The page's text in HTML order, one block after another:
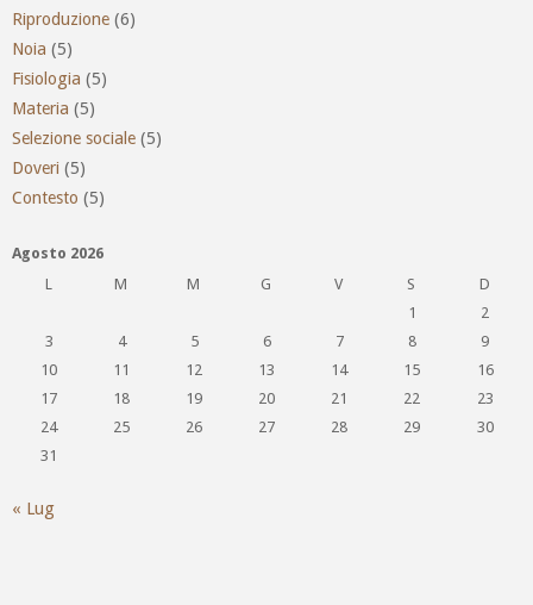
Riproduzione (6)
Noia (5)
Fisiologia (5)
Materia (5)
Selezione sociale (5)
Doveri (5)
Contesto (5)
Agosto 2026
L
M M G V S
D
1
2
3
4 5 6 7 8
9
10
11 12 13 14 15
16
17
18 19 20 21 22
23
24
25 26 27 28 29
30
31
« Lug